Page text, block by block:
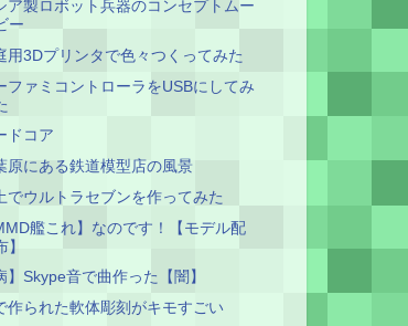
ア製ロボット兵器のコンセプトムー
ー
用3Dプリンタで色々つくってみた
ファミコントローラをUSBにしてみ
ドコア
原にある鉄道模型店の風景
でウルトラセブンを作ってみた
艦これ】なのです！【モデル配
】
】Skype音で曲作った【闇】
作られた軟体彫刻がキモすごい